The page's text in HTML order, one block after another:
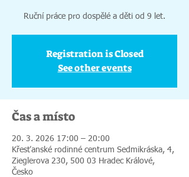
Ruční práce pro dospělé a děti od 9 let.
Registration is Closed
See other events
Čas a místo
20. 3. 2026 17:00 – 20:00
Křesťanské rodinné centrum Sedmikráska, 4,
Zieglerova 230, 500 03 Hradec Králové,
Česko